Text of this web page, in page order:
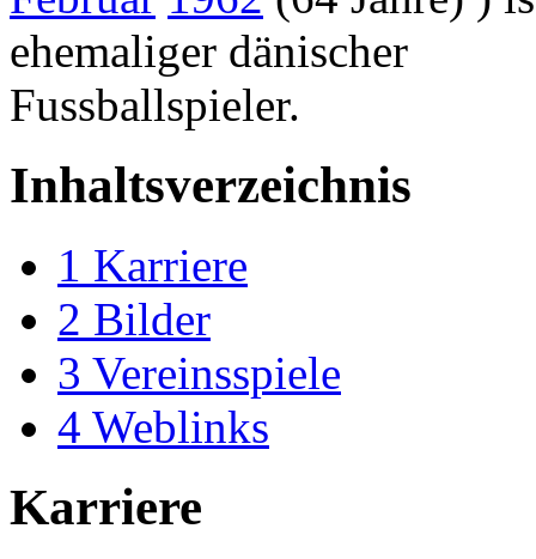
ehemaliger dänischer
Fussballspieler.
Inhaltsverzeichnis
1 Karriere
2 Bilder
3 Vereinsspiele
4 Weblinks
Karriere